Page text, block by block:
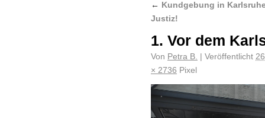
← Kundgebung in
Justiz!
1. Vor dem
Von Petra B. Veröffentlicht
× 2736 Pixel